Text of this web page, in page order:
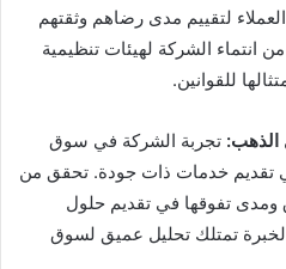
لتقييم مدى رضاهم وثقتهم
انتماء الشركة لهيئات تنظيمية
للقوانين.
تجربة الشركة في سوق
تقديم خدمات ذات جودة. تحقق من
تفوقها في تقديم حلول
تمتلك تحليل عميق لسوق